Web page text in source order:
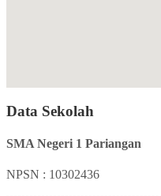
Data Sekolah
SMA Negeri 1 Pariangan
NPSN : 10302436